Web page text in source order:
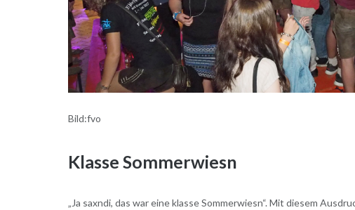
Bild:fvo
Klasse Sommerwiesn
„Ja saxndi, das war eine klasse Sommerwiesn“. Mit diesem